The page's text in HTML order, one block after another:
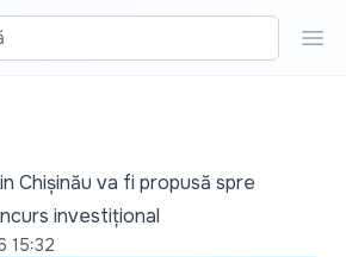
Chișinău va fi propusă spre
investițional
15:32